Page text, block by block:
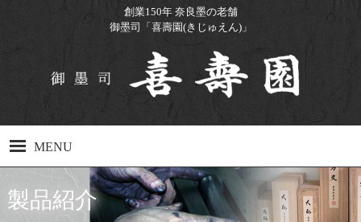
創業150年 奈良墨の老舗
御墨司「喜壽園(きじゅえん)」
MENU
製品紹介